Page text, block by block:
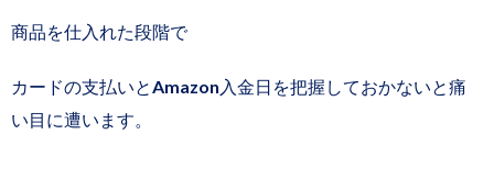
商品を仕入れた段階で
カードの支払いとAmazon入金日を把握しておかないと痛
い目に遭います。